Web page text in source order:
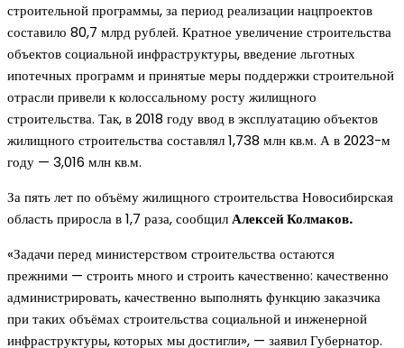
строительной программы, за период реализации нацпроектов
составило 80,7 млрд рублей. Кратное увеличение строительства
объектов социальной инфраструктуры, введение льготных
ипотечных программ и принятые меры поддержки строительной
отрасли привели к колоссальному росту жилищного
строительства. Так, в 2018 году ввод в эксплуатацию объектов
жилищного строительства составлял 1,738 млн кв.м. А в 2023-м
году — 3,016 млн кв.м.
За пять лет по объёму жилищного строительства Новосибирская
область приросла в 1,7 раза, сообщилАлексей Колмаков.
«Задачи перед министерством строительства остаются
прежними — строить много и строить качественно: качественно
администрировать, качественно выполнять функцию заказчика
при таких объёмах строительства социальной и инженерной
инфраструктуры, которых мы достигли», — заявил Губернатор.